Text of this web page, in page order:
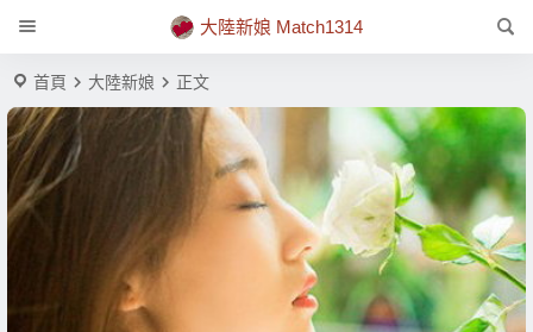
大陸新娘 Match1314
首頁 大陸新娘 正文